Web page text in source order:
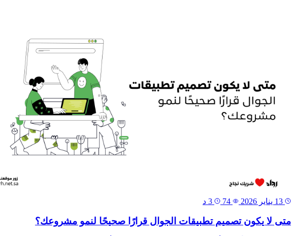
متى لا يكون تصميم تطبيقات الجوال قرارًا صحيحًا لنمو مشروعك؟